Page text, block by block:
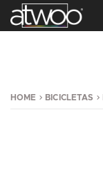
HOME BICICLETAS